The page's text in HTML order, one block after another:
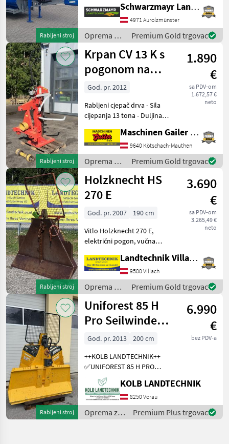
Rabljeni stroj
šasijom - s mehanički
sklopivom transportnom
trakom (4, 40 m) - s
pogonom na kardan
Schwarzmayr Landtechnik GmbH - Aurolzmünster
4971 Aurolzmünster
Oprema za
šumu i
obradu
drveta /
Binderberger
Premium Gold trgovac
Rabljeni stroj
Krpan CV 13 K s
pogonom na
kardansko
vratilo
1.890
€
sa PDV-om
1.672,57 €
neto
God. pr. 2012
Rabljeni cjepač drva - Sila
cijepanja 13 tona - Duljina
PTO-om - Kardansko vratilo
- Mehanički podizač drva -
Dvoručno upravljanje sa st
Maschinen Gailer GmbH
9640 Kötschach-Mauthen
Oprema za
šumu i
obradu
drveta /
Krpan
Premium Gold trgovac
Rabljeni stroj
Holzknecht HS
270 E
3.690
€
sa PDV-om
3.265,49 €
neto
God. pr. 2007
190 cm
Vitlo Holzknecht 270 E,
električni pogon, vučna
štitnik, 4 vodilice užeta,
završna kuka i kardansko
vratilo, nosač motorne pile,
dostupno odma
Landtechnik Villach GmbH
9500 Villach
Oprema za
šumu i
obradu
drveta /
Holzknecht
Premium Gold trgovac
Rabljeni stroj
Uniforest 85 H
Pro Seilwinde
Funkseilwinde
6.990
€
bez PDV-a
God. pr. 2013
200 cm
++KOLB LANDTECHNIK++
✅UNIFOREST 85 H PRO
Funkseilwinde ✅8, 5t
Zugkraft ✅200cm
Schildbreite
✅hydraulischer Seilausstoß
✅inkl. TERRA Profi Funk -
KOLB LANDTECHNIK
8250 Vorau
Oprema za
šumu i
Premium Plus trgovac